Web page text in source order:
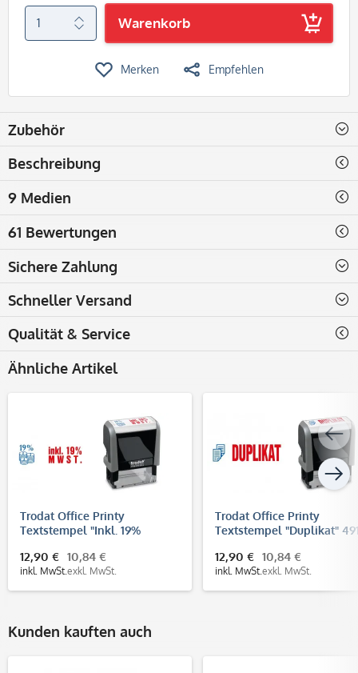
Warenkorb
Merken Empfehlen
Zubehör
Beschreibung
9 Medien
61 Bewertungen
Sichere Zahlung
Schneller Versand
Qualität & Service
Ähnliche Artikel
Trodat Office Printy
Textstempel "Inkl. 19%
12,90 €
inkl. MwSt.
10,84 €
exkl. MwSt.
Trodat Office Printy
Textstempel "Duplikat"
12,90 €
inkl. MwSt.
10,84 €
exkl. MwSt.
Kunden kauften auch